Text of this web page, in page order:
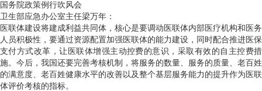
国务院政策例行吹风会
卫生部应急办公室主任梁万年：
医联体建设将建成利益共同体，核心是要调动医联体内部医疗机构和医务
人员积极性，要通过资源配置加强医联体的能力建设，同时配合推进医保
支付方式改革，让医联体增强主动控费的意识，采取有效的自主控费措
施。今后，我国还要完善考核机制，将服务的数量、服务的质量、老百姓
的满意度、老百姓健康水平的改善以及整个基层服务能力的提升作为医联
体评价考核的指标。